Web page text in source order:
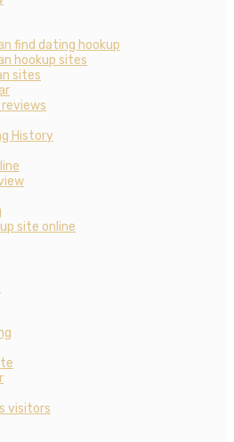
find dating hookup
hookup sites
sites
History
site online
visitors